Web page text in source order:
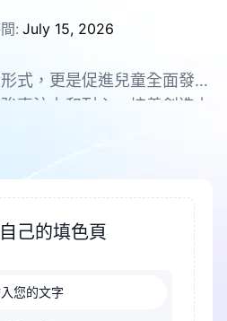
: July 15, 2026
式，更是促進兒童全面發展
專注力和耐心，培養創造力
，兒童的手眼協調能力和精
還能增強色彩識別能力，提
來說，著色也是放鬆和緩解
色可以成為家庭成員共度美
紐帶。
免費下載，支援 PDF 和
己的填色頁
您的文字